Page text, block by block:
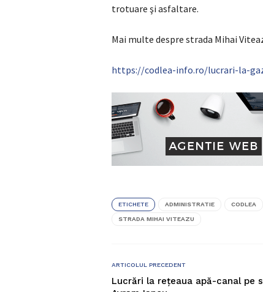
trotuare şi asfaltare.
Mai multe despre strada Mihai
https://codlea-info.ro/lucrari-la-
ETICHETE ADMINISTRATIE CODLEA
STRADA MIHAI VITEAZU
ARTICOLUL PRECEDENT
Lucrări la rețeaua apă-canal pe